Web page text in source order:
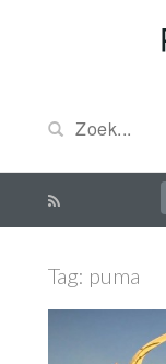
Tag: puma